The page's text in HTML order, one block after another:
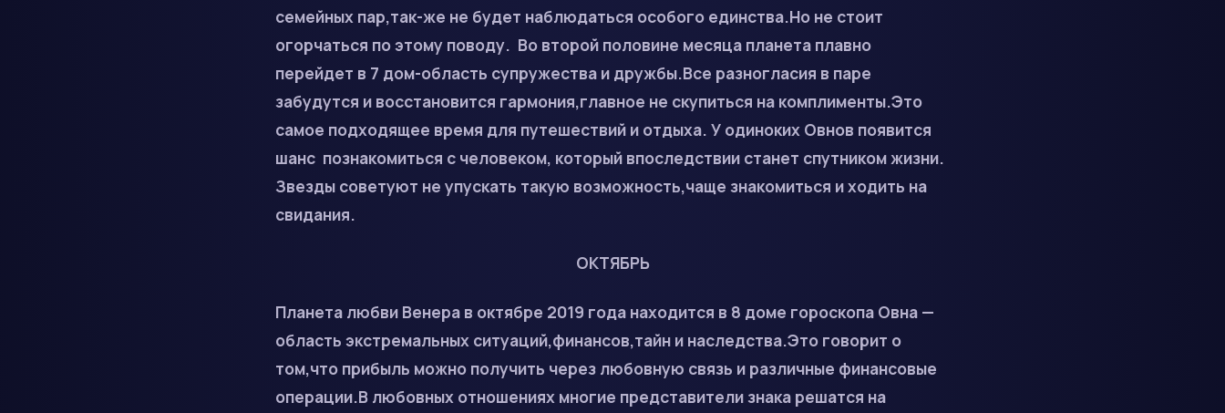
семейных пар,так-же не будет наблюдаться особого единства.Но не стоит
огорчаться по этому поводу. Во второй половине месяца планета плавно
перейдет в 7 дом-область супружества и дружбы.Все разногласия в паре
забудутся и восстановится гармония,главное не скупиться на комплименты.Это
самое подходящее время для путешествий и отдыха. У одиноких Овнов появится
шанс познакомиться с человеком, который впоследствии станет спутником жизни.
Звезды советуют не упускать такую возможность,чаще знакомиться и ходить на
свидания.
ОКТЯБРЬ
Планета любви Венера в октябре 2019 года находится в 8 доме гороскопа Овна —
область экстремальных ситуаций,финансов,тайн и наследства.Это говорит о
том,что прибыль можно получить через любовную связь и различные финансовые
операции.В любовных отношениях многие представители знака решатся на